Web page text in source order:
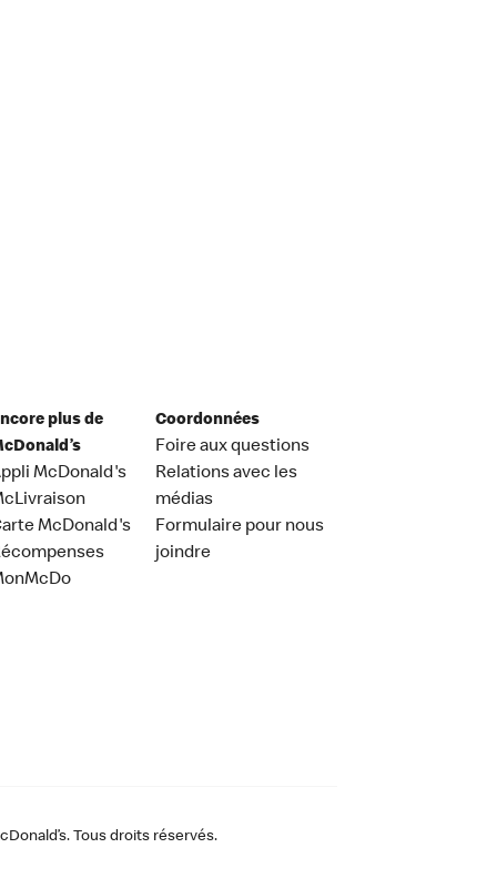
plus de
McDonald's
McDonald's
Coordonnées
Foire aux questions
Relations avec les
médias
Formulaire pour nous
joindre
Tous droits réservés.